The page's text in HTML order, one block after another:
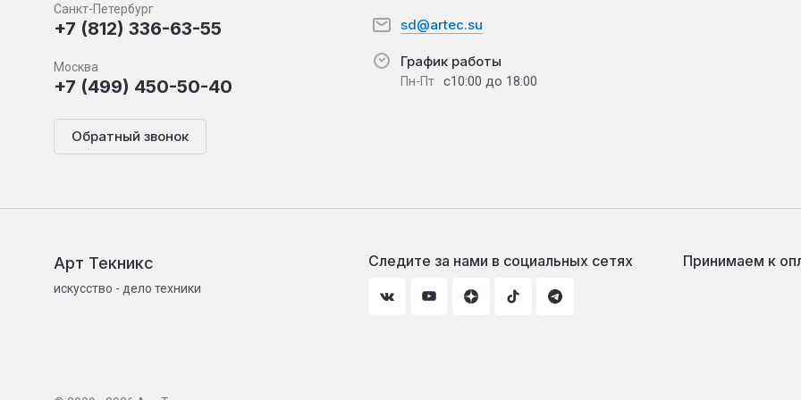
Санкт-Петербург
+7 (812) 336-63-55
Москва
+7 (499) 450-50-40
Обратный звонок
sd@artec.su
График работы
Пн-Пт с10:00 до 18:00
Арт Текникс
искусство - дело техники
Следите за нами в социальных сетях Принимаем к